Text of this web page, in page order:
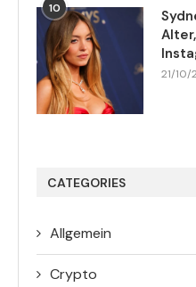
10
21/10/
CATEGORIES
Allgemein
Crypto